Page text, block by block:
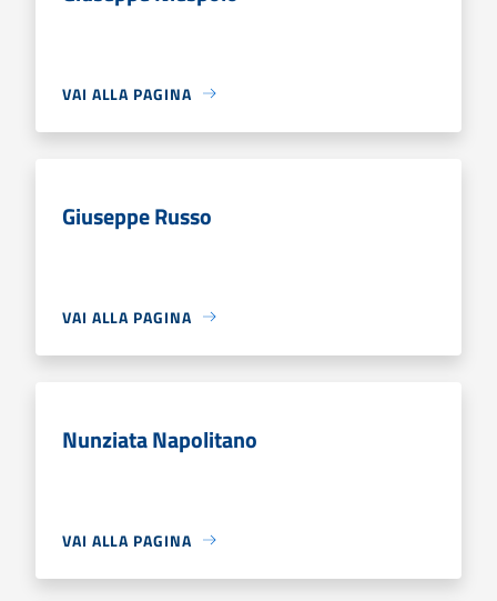
VAI ALLA PAGINA
Giuseppe Russo
VAI ALLA PAGINA
Nunziata Napolitano
VAI ALLA PAGINA